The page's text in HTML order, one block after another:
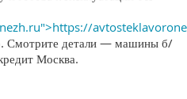
Смотрите детали — машины б/
Москва.